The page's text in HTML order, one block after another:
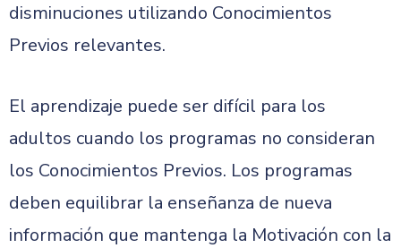
disminuciones utilizando Conocimientos
Previos relevantes.
El aprendizaje puede ser difícil para los
adultos cuando los programas no consideran
los Conocimientos Previos. Los programas
deben equilibrar la enseñanza de nueva
información que mantenga la Motivación con la